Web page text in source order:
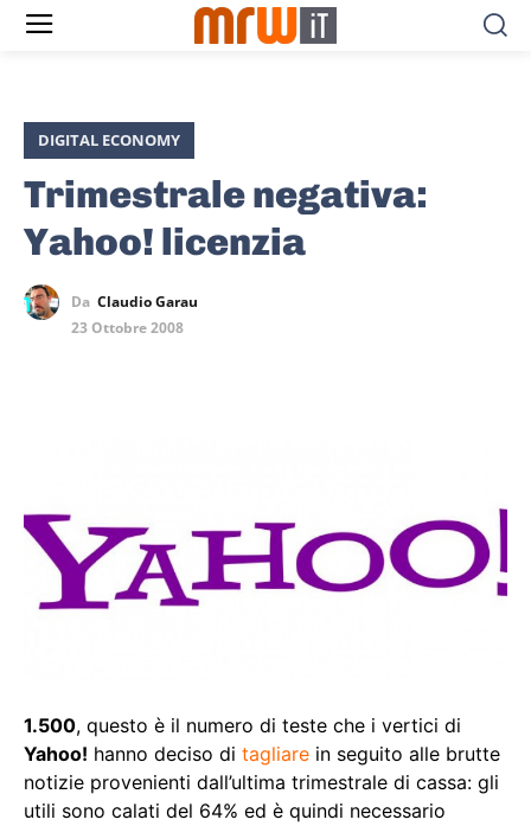
DIGITAL ECONOMY
Trimestrale negativa:
Yahoo! licenzia
Da Claudio Garau
23 Ottobre 2008
1.500, questo è il numero di teste che i vertici di
Yahoo! hanno deciso di tagliare in seguito alle brutte
notizie provenienti dall’ultima trimestrale di cassa: gli
utili sono calati del 64% ed è quindi necessario